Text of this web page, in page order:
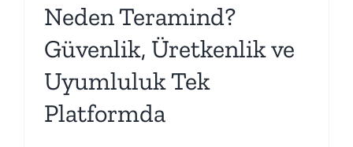
Neden Teramind?
Güvenlik, Üretkenlik ve
Uyumluluk Tek
Platformda